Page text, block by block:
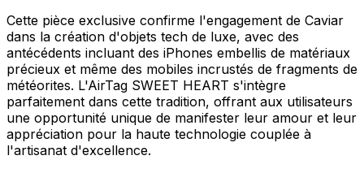
Cette pièce exclusive confirme l'engagement de Caviar
dans la création d'objets tech de luxe, avec des
antécédents incluant des iPhones embellis de matériaux
précieux et même des mobiles incrustés de fragments de
météorites. L'AirTag SWEET HEART s'intègre
parfaitement dans cette tradition, offrant aux utilisateurs
une opportunité unique de manifester leur amour et leur
appréciation pour la haute technologie couplée à
l'artisanat d'excellence.